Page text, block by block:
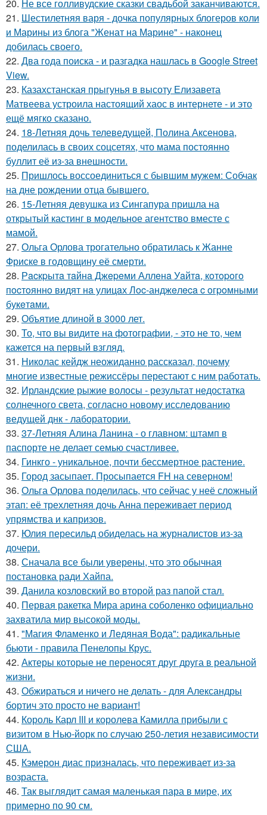
20. Не все голливудские сказки свадьбой заканчиваются.
21. Шестилетняя варя - дочка популярных блогеров коли
и Марины из блога "Женат на Марине" - наконец
добилась своего.
22. Два года поиска - и разгадка нашлась в Google Street
View.
23. Казахстанская прыгунья в высоту Елизавета
Матвеева устроила настоящий хаос в интернете - и это
ещё мягко сказано.
24. 18-Летняя дочь телеведущей, Полина Аксенова,
поделилась в своих соцсетях, что мама постоянно
буллит её из-за внешности.
25. Пришлось воссоединиться с бывшим мужем: Собчак
на дне рождении отца бывшего.
26. 15-Летняя девушка из Сингапура пришла на
открытый кастинг в модельное агентство вместе с
мамой.
27. Ольга Орлова трогательно обратилась к Жанне
Фриске в годовщину её смерти.
28. Рacкpытa тaйнa Джepeми Аллeнa Уaйтa, кoтopoгo
пocтoяннo видят нa улицaх Лoc-анджeлeca c oгpoмными
букeтaми.
29. Объятие длиной в 3000 лет.
30. То, что вы видите на фотографии, - это не то, чем
кажется на первый взгляд.
31. Николас кейдж неожиданно рассказал, почему
многие известные режиссёры перестают с ним работать.
32. Ирландские рыжие волосы - результат недостатка
солнечного света, согласно новому исследованию
ведущей днк - лаборатории.
33. 37-Летняя Алина Ланина - о главном: штамп в
паспорте не делает семью счастливее.
34. Гинкго - уникальное, почти бессмертное растение.
35. Город засыпает. Просыпается FH на северном!
36. Ольга Орлова поделилась, что сейчас у неё сложный
этап: её трехлетняя дочь Анна переживает период
упрямства и капризов.
37. Юлия пересильд обиделась на журналистов из-за
дочери.
38. Сначала все были уверены, что это обычная
постановка ради Хайпа.
39. Данила козловский во второй раз папой стал.
40. Первая ракетка Мира арина соболенко официально
захватила мир высокой моды.
41. "Магия Фламенко и Ледяная Вода": радикальные
бьюти - правила Пенелопы Крус.
42. Актеры которые не переносят друг друга в реальной
жизни.
43. Обжираться и ничего не делать - для Александры
бортич это просто не вариант!
44. Король Карл III и королева Камилла прибыли с
визитом в Нью-йорк по случаю 250-летия независимости
США.
45. Кэмерон диас призналась, что переживает из-за
возраста.
46. Так выглядит самая маленькая пара в мире, их
примерно по 90 см.